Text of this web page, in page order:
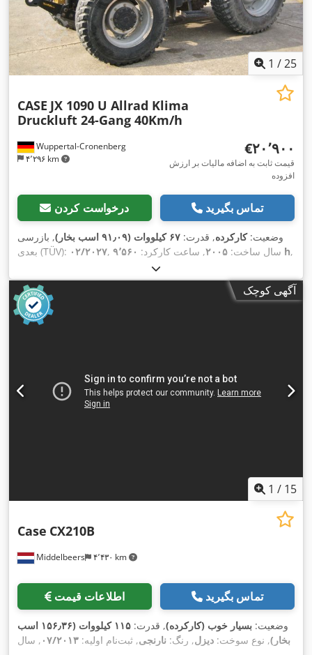
1 /25
Wuppertal-Cronenberg
۴٬۲۹۶ km
CASE JX 1090 U Allrad Klima
Druckluft 24-Gang 40Km/h
‎€۲۰٬۹۰۰
قیمت ثابت به اضافه مالیات بر ارزش
افزوده
درخواست کردن تماس بگیرید
وضعیت:کارکرده, قدرت: ۶۷ کیلووات (۹۱٫۰۹ اسب بخار)
, بازرسی
بعدی (TÜV): ۰۲/۲۰۲۷ , سال ساخت: ۲۰۰۵, ساعت کارکرد: ۹٬۵۶۰ h,
تهویه مطبوع, چهار چرخ محرک, کابین
آگهی کوچک
1 / 15
Middelbeers ۴٬۴۳۰ km
Case CX210B
اطلاعات قیمت تماس بگیرید
وضعیت: بسیار خوب (کارکرده), قدرت:
۱۱۵ کیلووات (۱۵۶٫۳۶ اسب
بخار), نوع سوخت: دیزل, رنگ: نارنجی, ثبت‌نام اولیه: ۰۷/۲۰۱۳ , سال